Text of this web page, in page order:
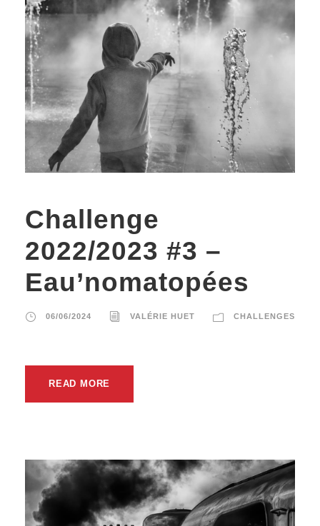
Challenge
2022/2023 #3 –
Eau’nomatopées
06/06/2024 VALÉRIE HUET CHALLENGES
READ MORE